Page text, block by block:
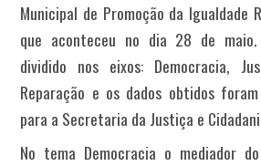
Municipal de Promoção da Igualdade
que aconteceu no dia 28 de
dividido nos eixos: Democracia,
Reparação e os dados obtidos foram
para a Secretaria da Justiça e
No tema Democracia o mediador